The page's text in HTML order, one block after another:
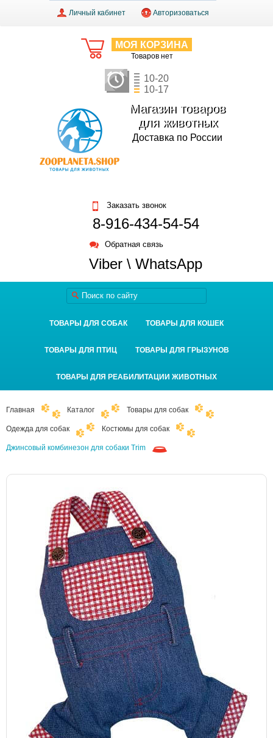
Личный кабинет Авторизоваться
МОЯ КОРЗИНА
Товаров нет
10-20
10-17
Магазин товаров
для животных
Доставка по России
Заказать звонок
8-916-434-54-54
Обратная связь
Viber \ WhatsApp
ТОВАРЫ ДЛЯ СОБАК ТОВАРЫ ДЛЯ КОШЕК
ТОВАРЫ ДЛЯ ПТИЦ ТОВАРЫ ДЛЯ ГРЫЗУНОВ
ТОВАРЫ ДЛЯ РЕАБИЛИТАЦИИ ЖИВОТНЫХ
Главная Каталог Товары для собак
Одежда для собак Костюмы для собак
Джинсовый комбинезон для собаки Trim